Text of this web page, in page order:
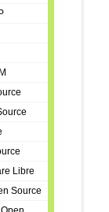
Libre
Source